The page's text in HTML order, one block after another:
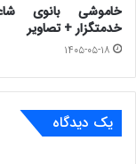
چشیده ی سیستم
و یا افراد
مثل دکتر احمد
کالبد رسانه های
خاموشی بانوی
خدمتگزار + تصاویر
۱۴۰۵-۰۵-۱۸
یک دیدگاه